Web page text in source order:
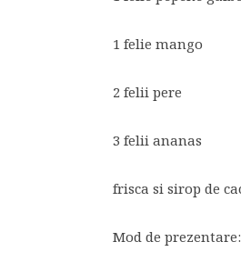
1 felie mango
2 felii pere
3 felii ananas
frisca si sirop de
Mod de prezentare: